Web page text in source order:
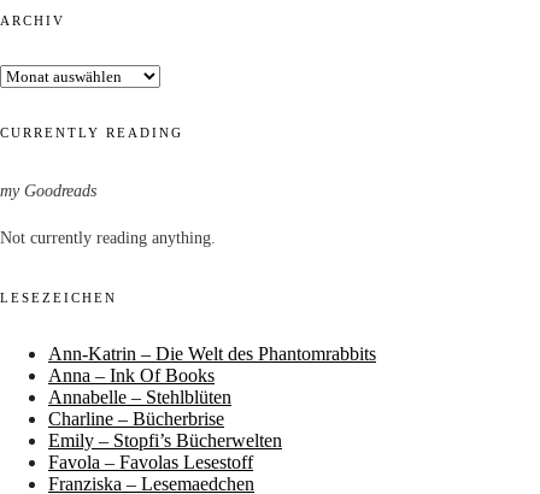
ARCHIV
Archiv
CURRENTLY READING
my Goodreads
Not currently reading anything.
LESEZEICHEN
Ann-Katrin – Die Welt des Phantomrabbits
Anna – Ink Of Books
Annabelle – Stehlblüten
Charline – Bücherbrise
Emily – Stopfi’s Bücherwelten
Favola – Favolas Lesestoff
Franziska – Lesemaedchen